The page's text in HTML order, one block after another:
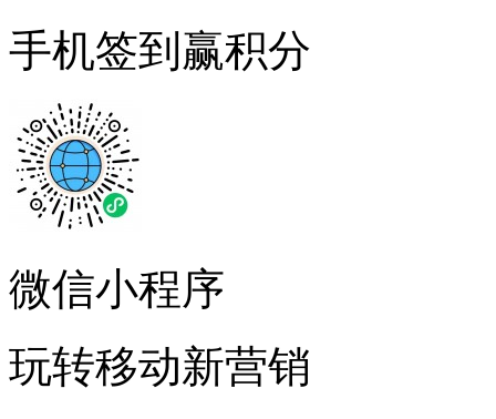
手机签到赢积分
微信小程序
玩转移动新营销